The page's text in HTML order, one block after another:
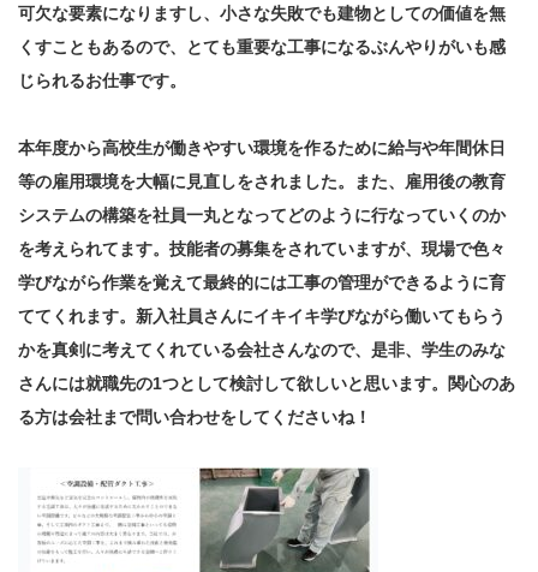
可欠な要素になりますし、小さな失敗でも建物としての価値を無
くすこともあるので、とても重要な工事になるぶんやりがいも感
じられるお仕事です。
本年度から高校生が働きやすい環境を作るために給与や年間休日
等の雇用環境を大幅に見直しをされました。また、雇用後の教育
システムの構築を社員一丸となってどのように行なっていくのか
を考えられてます。技能者の募集をされていますが、現場で色々
学びながら作業を覚えて最終的には工事の管理ができるように育
ててくれます。新入社員さんにイキイキ学びながら働いてもらう
かを真剣に考えてくれている会社さんなので、是非、学生のみな
さんには就職先の1つとして検討して欲しいと思います。関心のあ
る方は会社まで問い合わせをしてくださいね！